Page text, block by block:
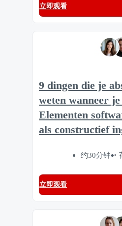
立即观看
9 dingen die je
weten wanneer
Elementen
als constructief
约30分钟
立即观看